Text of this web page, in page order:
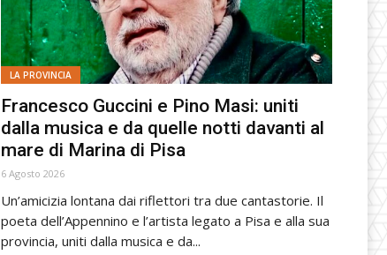
LA PROVINCIA
Francesco Guccini e Pino Masi: uniti
dalla musica e da quelle notti davanti al
mare di Marina di Pisa
6 Agosto 2026
Un’amicizia lontana dai riflettori tra due cantastorie. Il
poeta dell’Appennino e l’artista legato a Pisa e alla sua
provincia, uniti dalla musica e da...